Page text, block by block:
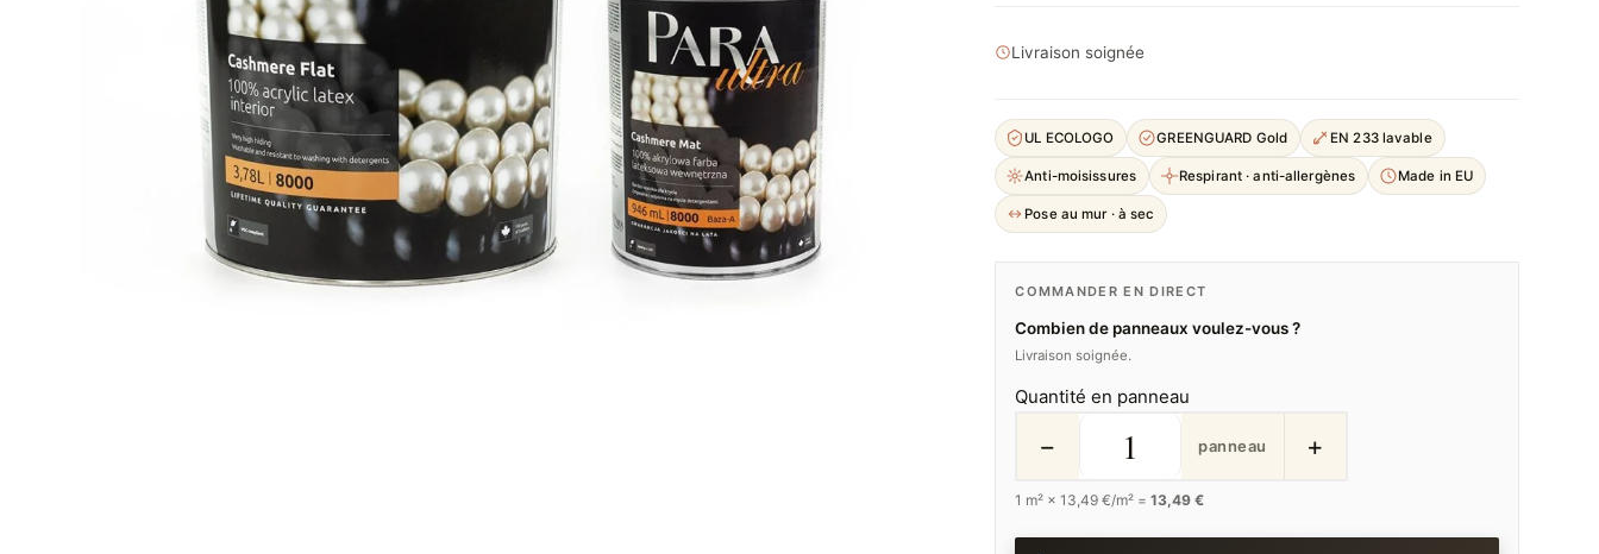
Livraison soignée
UL ECOLOGO GREENGUARD Gold EN 233 lavable
Anti-moisissures Respirant · anti-allergènes Made in EU
Pose au mur · à sec
COMMANDER EN DIRECT
Combien de panneaux voulez-vous ?
Livraison soignée.
Quantité en panneau
− panneau +
1 m² ×13,49 €/m² =13,49 €